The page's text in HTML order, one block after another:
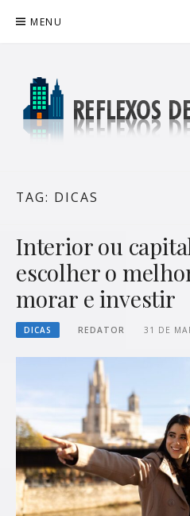
para
MENU
TAG: DICAS
Interior ou
escolher o
morar e investir
DICAS REDATOR 31 DE